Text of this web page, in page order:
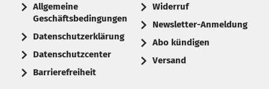
Allgemeine
Geschäftsbedingungen
Datenschutzerklärung
Datenschutzcenter
Barrierefreiheit
Widerruf
Newsletter-Anmeldung
Abo kündigen
Versand